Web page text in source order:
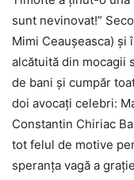
sunt nevinovat!”
Mimi Ceaușeasca)
alcătuită din mocagii
de bani și cumpăr
doi avocați celebri:
Constantin Chiriac
tot felul de motive
speranța vagă a